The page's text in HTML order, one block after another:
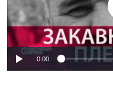
No media
0:00